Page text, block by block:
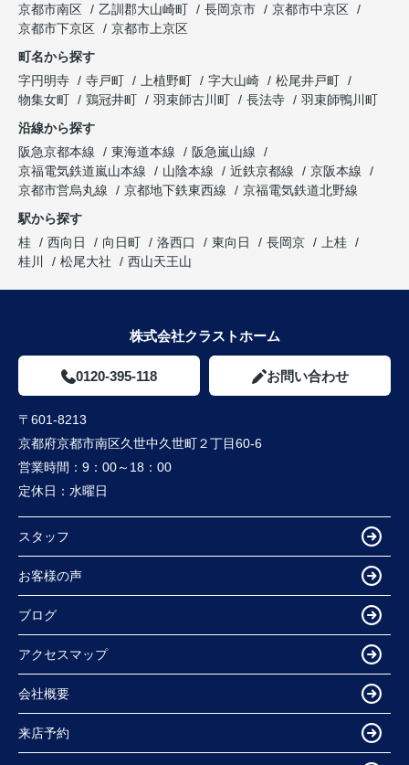
京都市南区
乙訓郡大山崎町 長岡京市
京都市中京区
京都市下京区
京都市上京区
町名から探す
字円明寺
寺戸町 上植野町 字大山崎
松尾井戸町
物集女町
鶏冠井町 羽束師古川町 長法寺
羽束師鴨川町
沿線から探す
阪急京都本線
東海道本線
阪急嵐山線
京福電気鉄道嵐山本線
山陰本線 近鉄京都線
京阪本線
京都市営烏丸線
京都地下鉄東西線
京福電気鉄道北野線
駅から探す
桂
西向日 向日町 洛西口 東向日 長岡京
上桂
桂川
松尾大社 西山天王山
株式会社クラストホーム
0120-395-118 お問い合わせ
〒601-8213
京都府京都市南区久世中久世町２丁目60-6
営業時間： 9：00～18：00
定休日： 水曜日
スタッフ
お客様の声
ブログ
アクセスマップ
会社概要
来店予約